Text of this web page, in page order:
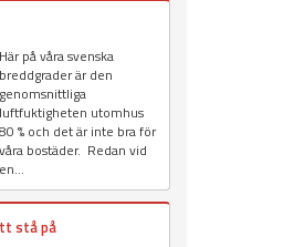
Här på våra svenska
breddgrader är den
genomsnittliga
luftfuktigheten utomhus
80 % och det är inte bra för
våra bostäder. Redan vid
en...
stå på